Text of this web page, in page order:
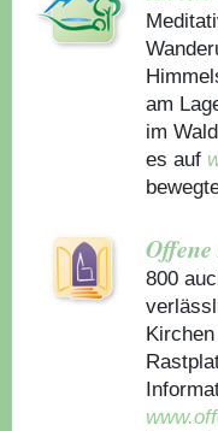
am
im
es auf
800